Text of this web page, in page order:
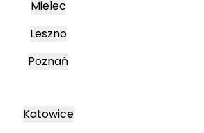
Mielec
Leszno
Poznań
Katowice